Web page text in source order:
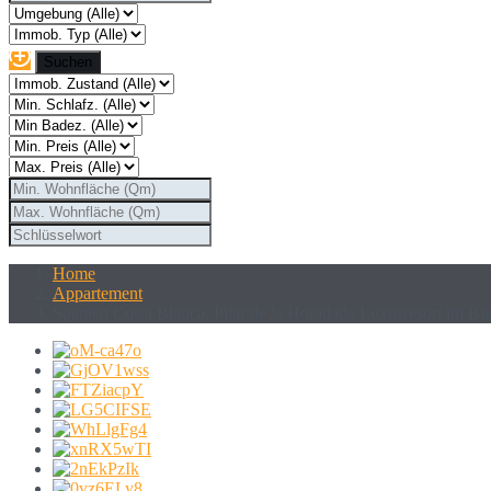
Home
Appartement